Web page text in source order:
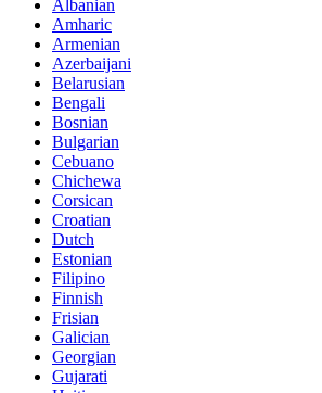
Albanian
Amharic
Armenian
Azerbaijani
Belarusian
Bengali
Bosnian
Bulgarian
Cebuano
Chichewa
Corsican
Croatian
Dutch
Estonian
Filipino
Finnish
Frisian
Galician
Georgian
Gujarati